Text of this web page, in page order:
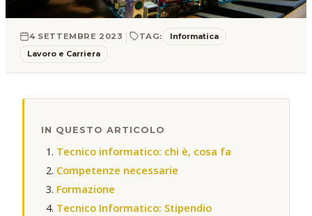
4 SETTEMBRE 2023 | TAG:
Informatica
Lavoro e Carriera
IN QUESTO ARTICOLO
Tecnico informatico: chi è, cosa fa
Competenze necessarie
Formazione
Tecnico Informatico: Stipendio